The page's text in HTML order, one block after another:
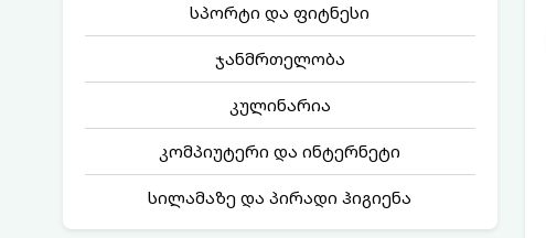
სპორტი და ფიტნესი
ჯანმრთელობა
კულინარია
კომპიუტერი და ინტერნეტი
სილამაზე და პირადი ჰიგიენა